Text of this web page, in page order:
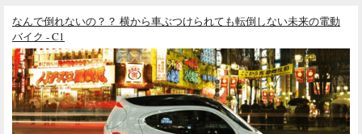
なんで倒れないの？？ 横から車ぶつけられても転倒しない未来の電動
バイク - C1